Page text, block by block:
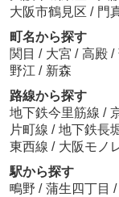
大阪市鶴見区 / 門
町名から探す
関目 / 大宮 / 高殿 /
野江 / 新森
路線から探す
地下鉄今里筋線 /
片町線 / 地下鉄長
東西線 / 大阪モノ
駅から探す
鴫野 / 蒲生四丁目 /